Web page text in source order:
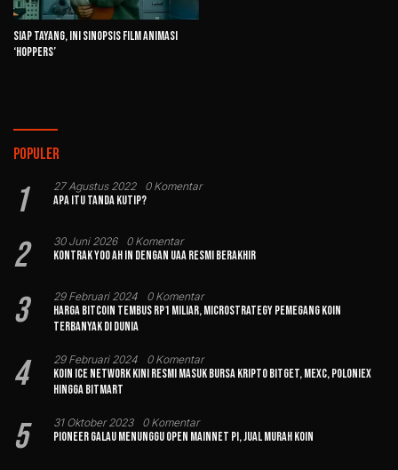
Siap Tayang, Ini Sinopsis Film Animasi
‘Hoppers’
Populer
1 27 Agustus 2022 0 Komentar
Apa Itu Tanda Kutip?
2 30 Juni 2026 0 Komentar
Kontrak Yoo Ah In dengan UAA Resmi Berakhir
3 29 Februari 2024 0 Komentar
Harga Bitcoin Tembus Rp1 Miliar, MicroStrategy Pemegang Koin
Terbanyak di Dunia
4 29 Februari 2024 0 Komentar
Koin Ice Network Kini Resmi Masuk Bursa Kripto Bitget, MEXC, Poloniex
hingga BitMart
5 31 Oktober 2023 0 Komentar
Pioneer Galau Menunggu Open Mainnet Pi, Jual Murah Koin